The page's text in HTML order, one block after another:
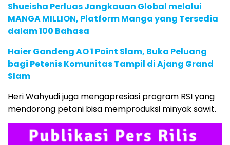
Shueisha Perluas Jangkauan Global melalui
MANGA MILLION, Platform Manga yang Tersedia
dalam 100 Bahasa
Haier Gandeng AO 1 Point Slam, Buka Peluang
bagi Petenis Komunitas Tampil di Ajang Grand
Slam
Heri Wahyudi juga mengapresiasi program RSI yang
mendorong petani bisa memproduksi minyak sawit.